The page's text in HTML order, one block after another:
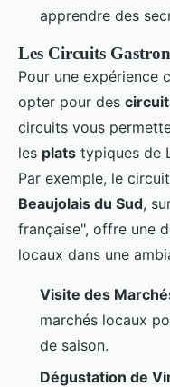
apprendre des
Les Circuits
Pour une expérience
opter pour des
circuits vous
les plats typiques de
Par exemple, le
Beaujolais du Sud,
française", offre une
locaux dans une
Visite des
marchés locaux
de saison.
Dégustation de